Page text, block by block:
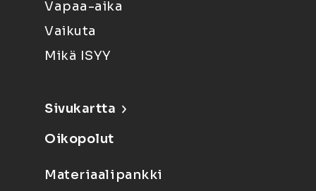
Vapaa-aika
Vaikuta
Mikä ISYY
Sivukartta
Oikopolut
Materiaalipankki